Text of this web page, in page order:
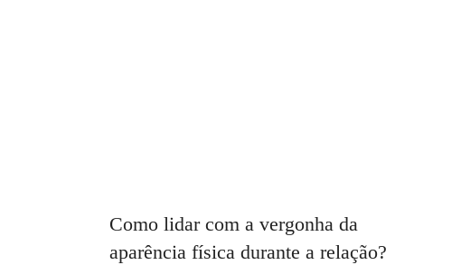
Como lidar com a vergonha da
aparência física durante a relação?